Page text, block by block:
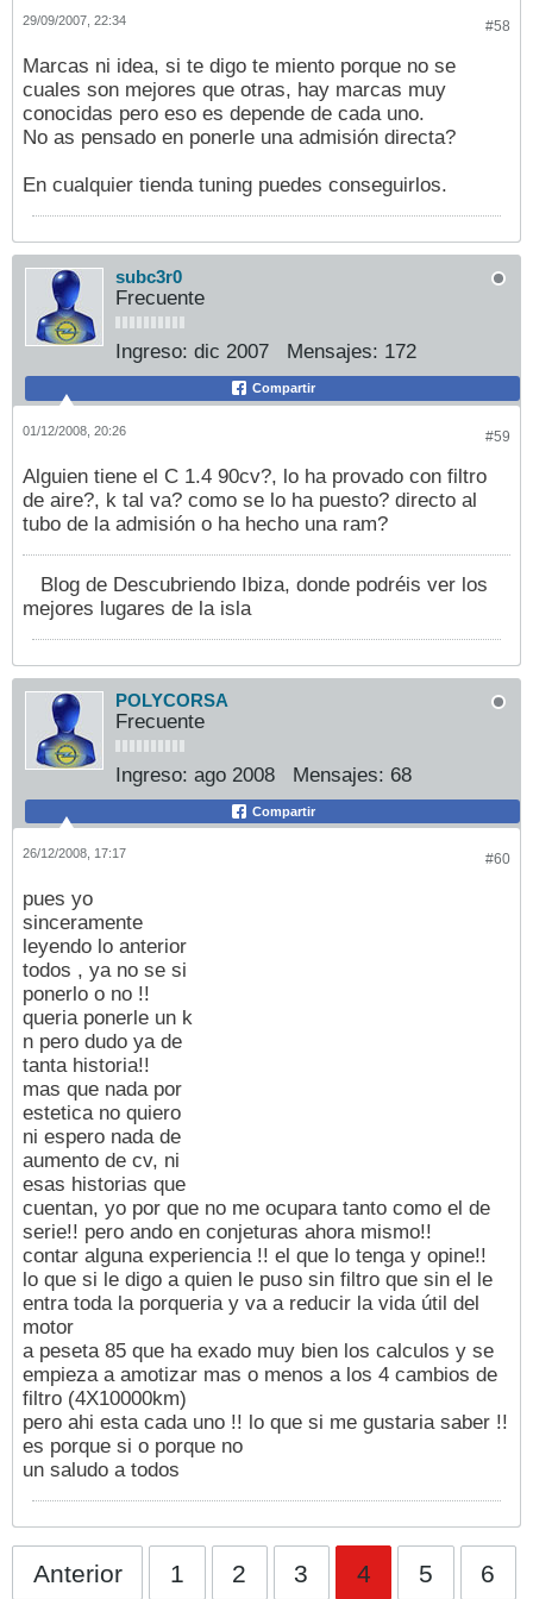
#58
29/09/2007, 22:34
Marcas ni idea, si te digo te miento porque no se
cuales son mejores que otras, hay marcas muy
conocidas pero eso es depende de cada uno.
No as pensado en ponerle una admisión directa?
En cualquier tienda tuning puedes conseguirlos.
subc3r0
Frecuente
Ingreso: dic 2007 Mensajes: 172
Compartir
#59
01/12/2008, 20:26
Alguien tiene el C 1.4 90cv?, lo ha provado con filtro
de aire?, k tal va? como se lo ha puesto? directo al
tubo de la admisión o ha hecho una ram?
Blog de Descubriendo Ibiza, donde podréis ver los
mejores lugares de la isla
POLYCORSA
Frecuente
Ingreso: ago 2008 Mensajes: 68
Compartir
#60
26/12/2008, 17:17
pues yo
sinceramente
leyendo lo anterior
todos , ya no se si
ponerlo o no !!
queria ponerle un k
n pero dudo ya de
tanta historia!!
mas que nada por
estetica no quiero
ni espero nada de
aumento de cv, ni
esas historias que
cuentan, yo por que no me ocupara tanto como el de
serie!! pero ando en conjeturas ahora mismo!!
contar alguna experiencia !! el que lo tenga y opine!!
lo que si le digo a quien le puso sin filtro que sin el le
entra toda la porqueria y va a reducir la vida útil del
motor
a peseta 85 que ha exado muy bien los calculos y se
empieza a amotizar mas o menos a los 4 cambios de
filtro (4X10000km)
pero ahi esta cada uno !! lo que si me gustaria saber !!
es porque si o porque no
un saludo a todos
Anterior 1 2 3 4 5 6